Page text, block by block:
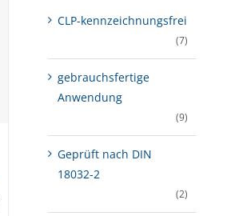
CLP-kenn­zeich­­nungs­frei
(7)
gebrauchsfertige
Anwendung
(9)
Geprüft nach DIN
18032-2
(2)